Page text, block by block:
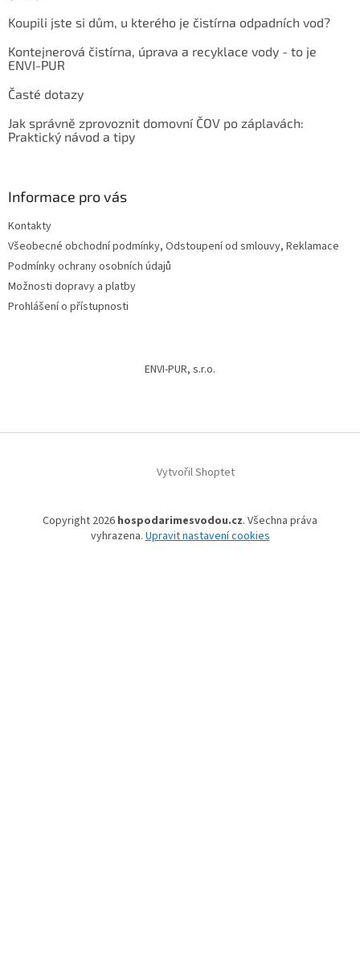
Koupili jste si dům, u kterého je čistírna odpadních vod?
Kontejnerová čistírna, úprava a recyklace vody - to je
ENVI-PUR
Časté dotazy
Jak správně zprovoznit domovní ČOV po záplavách:
Praktický návod a tipy
Informace pro vás
Kontakty
Všeobecné obchodní podmínky, Odstoupení od smlouvy, Reklamace
Podmínky ochrany osobních údajů
Možnosti dopravy a platby
Prohlášení o přístupnosti
ENVI-PUR, s.r.o.
Vytvořil Shoptet
Copyright 2026 hospodarimesvodou.cz. Všechna práva
vyhrazena. Upravit nastavení cookies